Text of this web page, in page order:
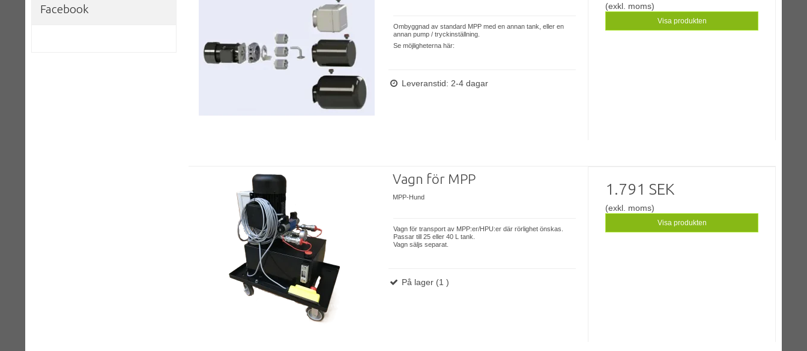
Facebook
Ombyggnad av standard MPP med en annan tank, eller en
annan pump / tryckinställning.
Se möjligheterna här:
Leveranstid: 2-4 dagar
(exkl. moms)
Visa produkten
Vagn för MPP
MPP-Hund
Vagn för transport av MPP:er/HPU:er där rörlighet önskas.
Passar till 25 eller 40 L tank.
Vagn säljs separat.
På lager (1 )
1.791 SEK
(exkl. moms)
Visa produkten